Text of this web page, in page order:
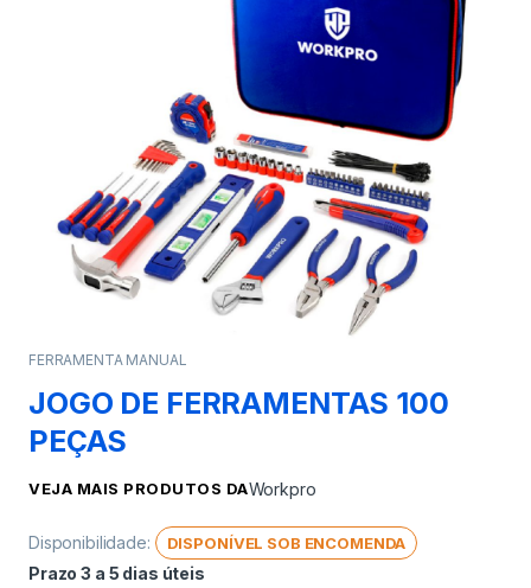
FERRAMENTA MANUAL
JOGO DE FERRAMENTAS 100
PEÇAS
VEJA MAIS PRODUTOS DAWorkpro
Disponibilidade: DISPONÍVEL SOB ENCOMENDA
Prazo 3 a 5 dias úteis